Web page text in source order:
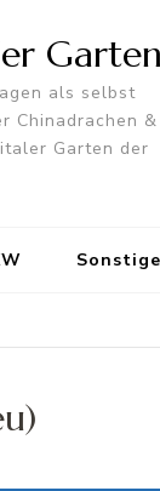
Garten
als selbst
Chinadrachen &
Garten der